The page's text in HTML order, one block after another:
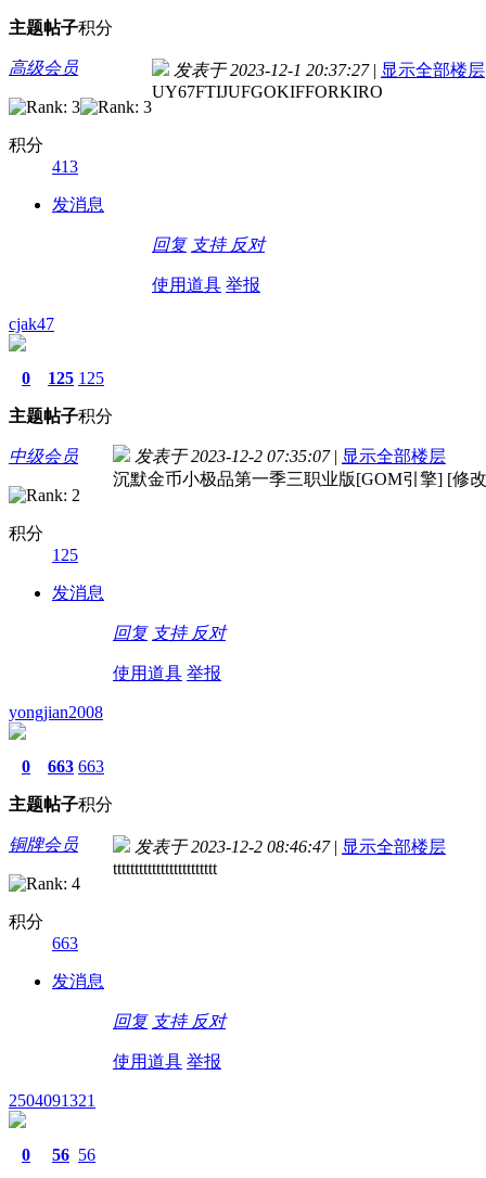
主题帖子积分
高级会员
积分
413
发消息
发表于 2023-12-1 20:37:27 | 显示全部楼层
UY67FTIJUFGOKIFFORKIRO
回复 支持 反对
使用道具 举报
cjak47
0
主题
125
帖子
125
积分
中级会员
积分
125
发消息
发表于 2023-12-2 07:35:07 | 显示全部楼层
沉默金币小极品第一季三职业版[GOM引擎] [修
回复 支持 反对
使用道具 举报
yongjian2008
0
主题
663
帖子
663
积分
铜牌会员
积分
663
发消息
发表于 2023-12-2 08:46:47 | 显示全部楼层
tttttttttttttttttttttttt
回复 支持 反对
使用道具 举报
2504091321
0 56 56